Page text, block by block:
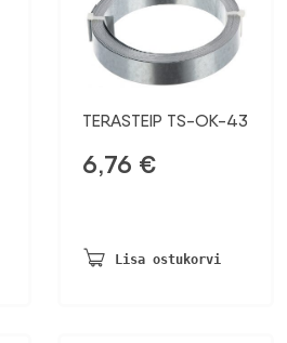
TERASTEIP TS-OK-43
6,76 €
Lisa ostukorvi